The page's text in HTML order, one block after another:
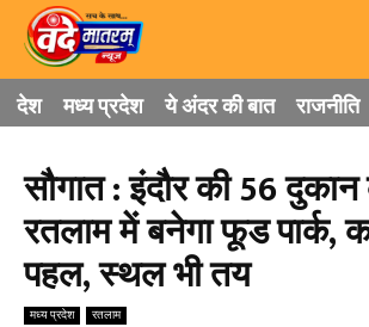
देश मध्य प्रदेश ये अंदर की बात राजनीति
सौगात : इंदौर की 56
रतलाम में बनेगा फूड पार्क,
पहल, स्थल भी तय
मध्य प्रदेश रतलाम